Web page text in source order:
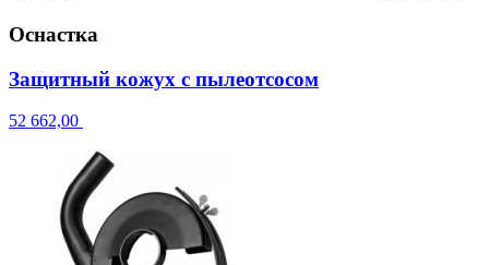
Оснастка
Защитный кожух с пылеотсосом
52 662,00